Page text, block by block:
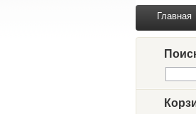
Главная